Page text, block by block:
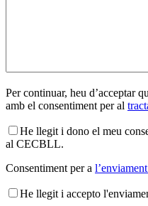
Per continuar, heu d’acceptar
amb el consentiment per al
He llegit i dono el meu
al CECBLL.
Consentiment per a
He llegit i accepto